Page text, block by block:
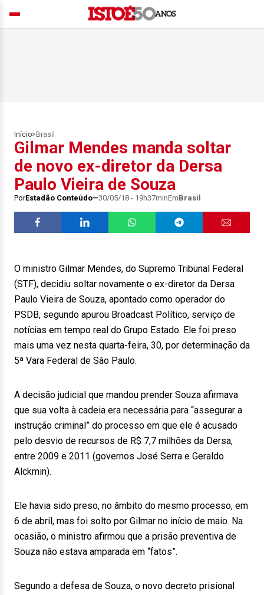
Início> Brasil
Gilmar Mendes manda soltar
de novo ex-diretor da Dersa
Paulo Vieira de Souza
PorEstadão Conteúdo 30/05/18 - 19h37minEmBrasil
O ministro Gilmar Mendes, do Supremo Tribunal Federal
(STF), decidiu soltar novamente o ex-diretor da Dersa
Paulo Vieira de Souza, apontado como operador do
PSDB, segundo apurou Broadcast Político, serviço de
notícias em tempo real do Grupo Estado. Ele foi preso
mais uma vez nesta quarta-feira, 30, por determinação da
5ª Vara Federal de São Paulo.
A decisão judicial que mandou prender Souza afirmava
que sua volta à cadeia era necessária para “assegurar a
instrução criminal” do processo em que ele é acusado
pelo desvio de recursos de R$ 7,7 milhões da Dersa,
entre 2009 e 2011 (governos José Serra e Geraldo
Alckmin).
Ele havia sido preso, no âmbito do mesmo processo, em
6 de abril, mas foi solto por Gilmar no início de maio. Na
ocasião, o ministro afirmou que a prisão preventiva de
Souza não estava amparada em “fatos”.
Segundo a defesa de Souza, o novo decreto prisional